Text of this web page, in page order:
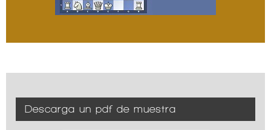
Descarga un pdf de muestra